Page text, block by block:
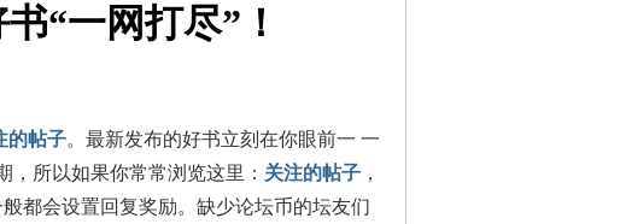
“一网打尽”！
的帖子。最新发布的好书立刻在你眼前一 一
，所以如果你常常浏览这里： 关注的帖子 ，
都会设置回复奖励。缺少论坛币的坛友们